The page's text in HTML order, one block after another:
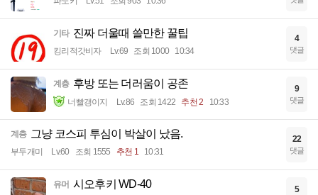
기타 진짜 더울때 쓸만한 꿀팁
킹리적갓비자 Lv.69 조회 1000 10:34
4
댓글
계층 후방 또는 더러움이 공존
너빨갱이지 Lv.86 조회 1422 추천 2 10:33
9
댓글
계층 그냥 코스피 투심이 박살이 났음.
부두개미 Lv.60 조회 1555 추천 1 10:31
22
댓글
유머 시오후키 WD-40 5